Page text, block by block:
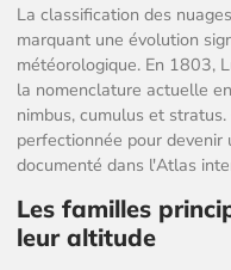
La classification des
marquant une évolution
météorologique. En 1803,
la nomenclature actuelle
nimbus, cumulus et
perfectionnée pour
documenté dans l'Atlas
Les familles
leur altitude